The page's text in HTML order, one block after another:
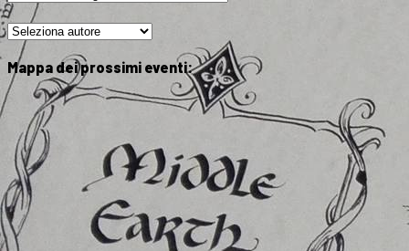
Mappa dei prossimi eventi: